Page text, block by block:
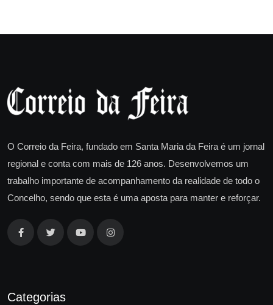
O Correio da Feira, fundado em Santa Maria da Feira é um jornal
regional e conta com mais de 126 anos. Desenvolvemos um
trabalho importante de acompanhamento da realidade de todo o
Concelho, sendo que esta é uma aposta para manter e reforçar.
Categorias